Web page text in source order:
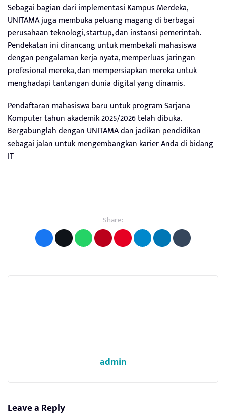
Sebagai bagian dari implementasi Kampus Merdeka,
UNITAMA juga membuka peluang magang di berbagai
perusahaan teknologi, startup, dan instansi pemerintah.
Pendekatan ini dirancang untuk membekali mahasiswa
dengan pengalaman kerja nyata, memperluas jaringan
profesional mereka, dan mempersiapkan mereka untuk
menghadapi tantangan dunia digital yang dinamis.
Pendaftaran mahasiswa baru untuk program Sarjana
Komputer tahun akademik 2025/2026 telah dibuka.
Bergabunglah dengan UNITAMA dan jadikan pendidikan
sebagai jalan untuk mengembangkan karier Anda di bidang
IT
Share:
admin
Leave a Reply